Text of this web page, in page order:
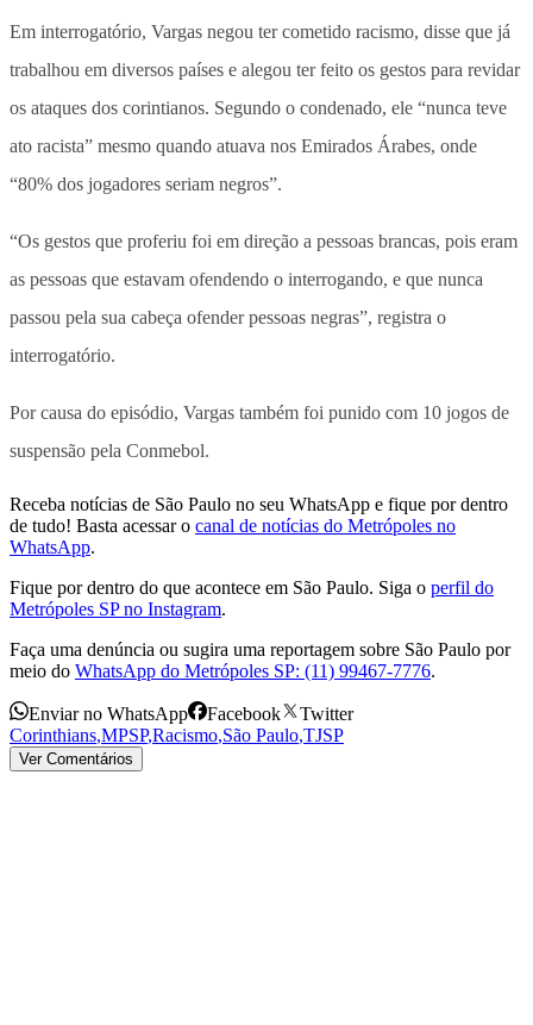
Em interrogatório, Vargas negou ter cometido racismo, disse que já
trabalhou em diversos países e alegou ter feito os gestos para revidar
os ataques dos corintianos. Segundo o condenado, ele “nunca teve
ato racista” mesmo quando atuava nos Emirados Árabes, onde
“80% dos jogadores seriam negros”.
“Os gestos que proferiu foi em direção a pessoas brancas, pois eram
as pessoas que estavam ofendendo o interrogando, e que nunca
passou pela sua cabeça ofender pessoas negras”, registra o
interrogatório.
Por causa do episódio, Vargas também foi punido com 10 jogos de
suspensão pela Conmebol.
Receba notícias de São Paulo no seu WhatsApp e fique por dentro
de tudo! Basta acessar o canal de notícias do Metrópoles no
WhatsApp.
Fique por dentro do que acontece em São Paulo. Siga o perfil do
Metrópoles SP no Instagram.
Faça uma denúncia ou sugira uma reportagem sobre São Paulo por
meio do WhatsApp do Metrópoles SP: (11) 99467-7776.
Enviar no WhatsApp Facebook
Twitter
Corinthians,MPSP,Racismo,São Paulo,TJSP
Ver Comentários